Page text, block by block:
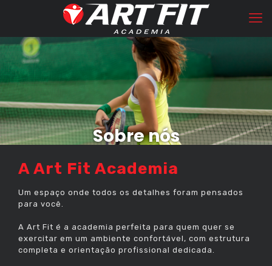
Sobre nós
A Art Fit Academia
Um espaço onde todos os detalhes foram pensados
para você.
A Art Fit é a academia perfeita para quem quer se
exercitar em um ambiente confortável, com estrutura
completa e orientação profissional dedicada.